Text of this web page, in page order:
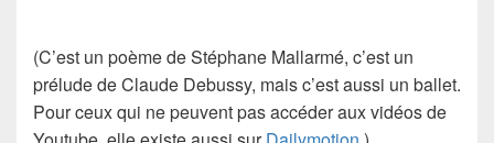
(C’est un poème deStéphane Mallarmé, c’est un
prélude deClaude Debussy, mais c’est aussi un ballet.
Pour ceux qui ne peuvent pas accéder aux vidéos de